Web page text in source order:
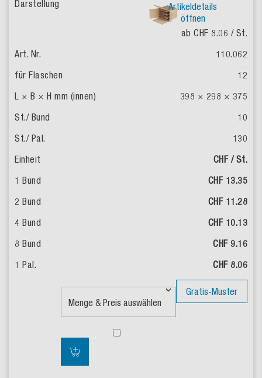
Artikeldetails
öffnen
ab CHF 8.06 / St.
110.062
12
398 × 298 × 375
10
130
CHF / St.
CHF 13.35
CHF 11.28
CHF 10.13
CHF 9.16
CHF 8.06
Gratis-Muster